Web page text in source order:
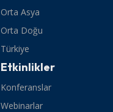
Orta Asya
Orta Doğu
Türkiye
Etkinlikler
Konferanslar
Webinarlar